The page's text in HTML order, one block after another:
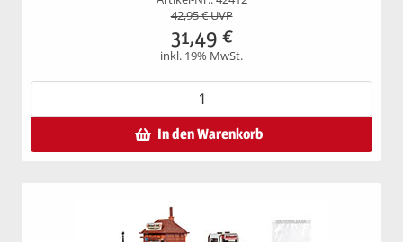
42,95€ UVP
31,49 €
inkl. 19% MwSt.
In den Warenkorb